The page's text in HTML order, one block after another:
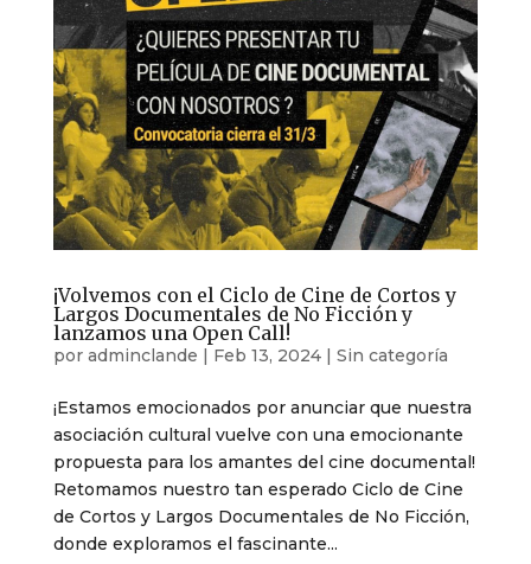
¡Volvemos con el Ciclo de Cine de Cortos y
Largos Documentales de No Ficción y
lanzamos una Open Call!
por adminclande | Feb 13, 2024| Sin categoría
¡Estamos emocionados por anunciar que nuestra
asociación cultural vuelve con una emocionante
propuesta para los amantes del cine documental!
Retomamos nuestro tan esperado Ciclo de Cine
de Cortos y Largos Documentales de No Ficción,
donde exploramos el fascinante...